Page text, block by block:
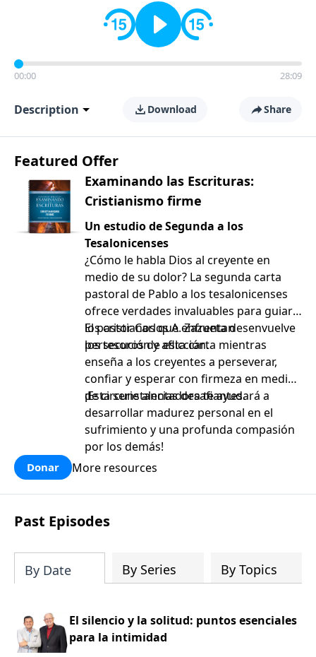
00:00 28:09
Description Download Share
Featured Offer
Examinando las Escrituras:
Cristianismo firme
Un estudio de Segunda a los
Tesalonicenses
¿Cómo le habla Dios al creyente en
medio de su dolor? La segunda carta
pastoral de Pablo a los tesalonicenses
ofrece verdades invaluables para guiar a
los cristianos que enfrentan
persecución y aflicción.
El pastor Carlos A. Zazueta desenvuelve
los tesoros de esta carta mientras
enseña a los creyentes a perseverar,
confiar y esperar con firmeza en medio
de circunstancias desafiantes.
¡Esta serie alentadora te ayudará a
desarrollar madurez personal en el
sufrimiento y una profunda compasión
por los demás!
Donar More resources
Past Episodes
By Date By Series By Topics
El silencio y la solitud: puntos esenciales
para la intimidad